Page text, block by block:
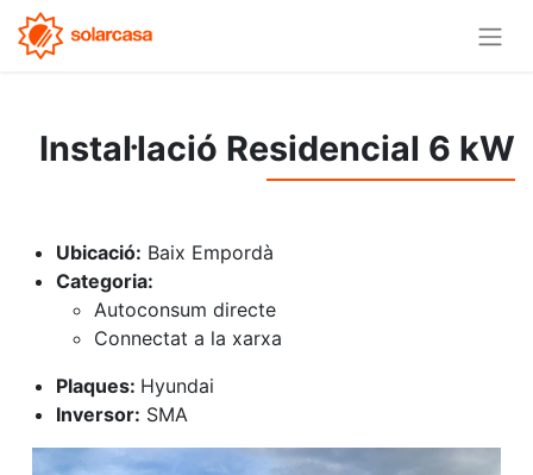
Instal·lació Residencial 6 kW
Ubicació: Baix Empordà
Categoria:
Autoconsum directe
Connectat a la xarxa
Plaques: Hyundai
Inversor: SMA